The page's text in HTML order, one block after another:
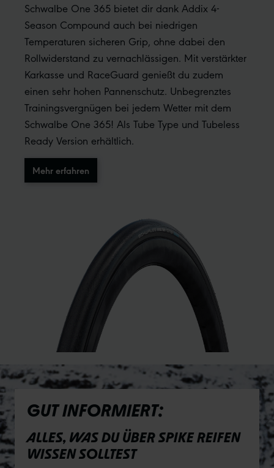
Schwalbe One 365 bietet dir dank Addix 4-
Season Compound auch bei niedrigen
Temperaturen sicheren Grip, ohne dabei den
Rollwiderstand zu vernachlässigen. Mit verstärkter
Karkasse und RaceGuard genießt du zudem
einen sehr hohen Pannenschutz. Unbegrenztes
Trainingsvergnügen bei jedem Wetter mit dem
Schwalbe One 365! Als Tube Type und Tubeless
Ready Version erhältlich.
Mehr erfahren
GUT INFORMIERT:
ALLES, WAS DU ÜBER SPIKE REIFEN
WISSEN SOLLTEST